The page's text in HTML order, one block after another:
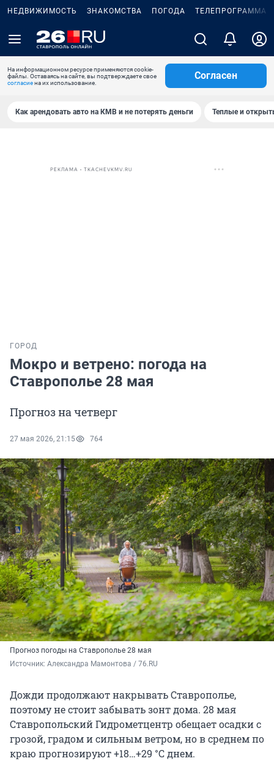
НЕДВИЖИМОСТЬ ЗНАКОМСТВА ПОГОДА ТЕЛЕПРОГРАММА
На информационном ресурсе применяются cookie-
файлы. Оставаясь на сайте, вы подтверждаете свое
согласиена их использование.
Согласен
Как арендовать авто на КМВ и не потерять деньги Теплые и
РЕКЛАМА • TKACHEVKMV.RU
ГОРОД
Мокро и ветрено: погода на
Ставрополье 28 мая
Прогноз на четверг
27 мая 2026, 21:15 764
Прогноз погоды на Ставрополье 28 мая
Источник: Александра Мамонтова / 76.RU
Дожди продолжают накрывать Ставрополье,
поэтому не стоит забывать зонт дома. 28 мая
Ставропольский Гидрометцентр обещает осадки с
грозой, градом и сильным ветром, но в среднем по
краю прогнозируют+18…+29 °Cднем.